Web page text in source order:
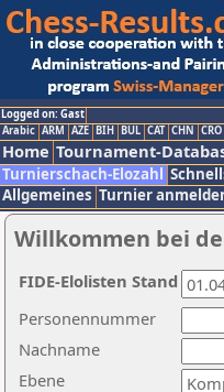
Logged on: Gast
Arabic ARM AZE BIH BUL CAT CHN CRO
Home Tournament-
Turnierschach-Elozahl
Allgemeines Turnier
Willkommen bei
Nachname
Ebene
Personennummer
FIDE-Elolisten Stand